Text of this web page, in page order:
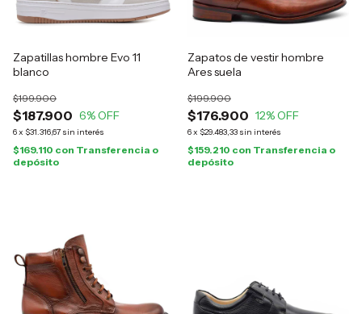
Zapatillas hombre Evo 11
blanco
$187.900
$199.900
6% OFF
6x $31.316,67 sin interés
$169.110 con Transferencia o
depósito
Zapatos de vestir hombre
Ares suela
$176.900
$199.900
12% OFF
6x $29.483,33 sin interés
$159.210 con Transferencia o
depósito